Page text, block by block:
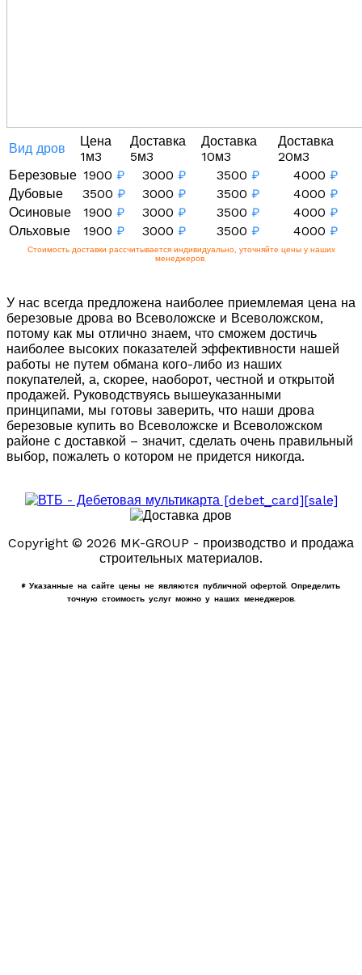
Вид дров
Цена
1м3
Доставка
5м3
Доставка
10м3
Доставка
20м3
Березовые 1900 ₽ 3000 ₽ 3500 ₽ 4000 ₽
Дубовые
3500 ₽ 3000 ₽ 3500 ₽ 4000 ₽
Осиновые
1900 ₽ 3000 ₽ 3500 ₽ 4000 ₽
Ольховые
1900 ₽ 3000 ₽ 3500 ₽ 4000 ₽
Стоимость доставки рассчитывается индивидуально, уточняйте цены у наших
менеджеров.
У нас всегда предложена наиболее приемлемая цена на
березовые дрова во Всеволожске и Всеволожском,
потому как мы отлично знаем, что сможем достичь
наиболее высоких показателей эффективности нашей
работы не путем обмана кого-либо из наших
покупателей, а, скорее, наоборот, честной и открытой
продажей. Руководствуясь вышеуказанными
принципами, мы готовы заверить, что наши дрова
березовые купить во Всеволожске и Всеволожском
районе с доставкой – значит, сделать очень правильный
выбор, пожалеть о котором не придется никогда.
Copyright © 2026 MK-GROUP - производство и продажа
строительных материалов.
* Указанные на сайте цены не являются публичной офертой. Определить
точную стоимость услуг можно у наших менеджеров.